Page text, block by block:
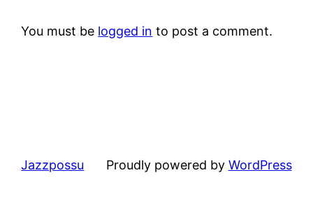
You must be logged in to post a comment.
Jazzpossu Proudly powered by WordPress